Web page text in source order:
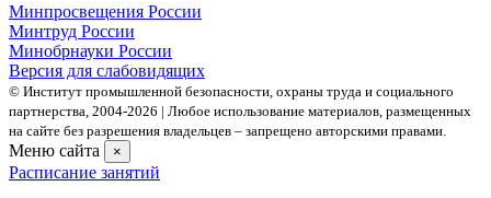
Минпросвещения России
Минтруд России
Минобрнауки России
Версия для слабовидящих
© Институт промышленной безопасности, охраны труда и социального
партнерства, 2004- 2026 | Любое использование материалов, размещенных
на сайте без разрешения владельцев – запрещено авторскими правами.
Меню сайта ×
Расписание занятий